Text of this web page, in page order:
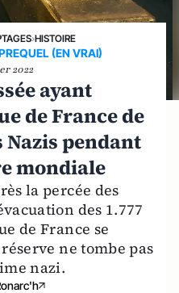
›HISTOIRE
(EN VRAI)
2022
ayant
de France de
Nazis pendant
mondiale
la percée des
des 1.777
de France se
ne tombe pas
nazi.